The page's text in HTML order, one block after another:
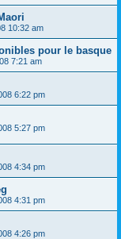
10:32 am
pour le basque
7:21 am
6:22 pm
5:27 pm
4:34 pm
4:31 pm
4:26 pm